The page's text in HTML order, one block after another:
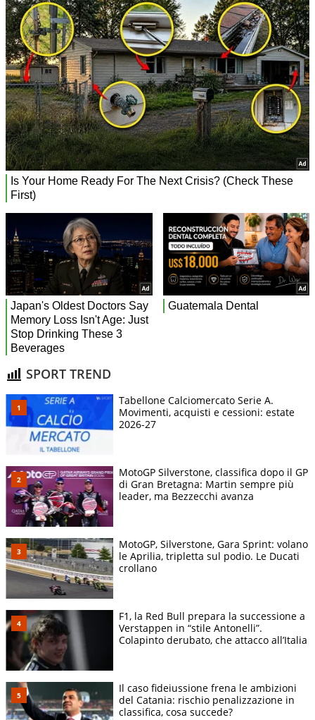
SPORT TREND
Tabellone Calciomercato Serie A.
Movimenti, acquisti e cessioni: estate
2026-27
MotoGP Silverstone, classifica dopo il GP
di Gran Bretagna: Martin sempre più
leader, ma Bezzecchi avanza
MotoGP, Silverstone, Gara Sprint: volano
le Aprilia, tripletta sul podio. Le Ducati
crollano
F1, la Red Bull prepara la successione a
Verstappen in “stile Antonelli”.
Colapinto derubato, che attacco all’Italia
Il caso fideiussione frena le ambizioni
del Catania: rischio penalizzazione in
classifica, cosa succede?